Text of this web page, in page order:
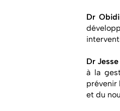
Dr
Dr
à la
prévenir
et du